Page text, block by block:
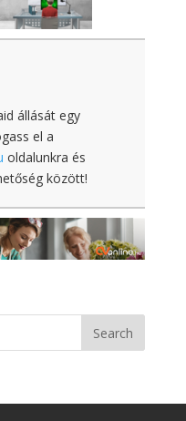
állását egy
el a
oldalunkra és
között!